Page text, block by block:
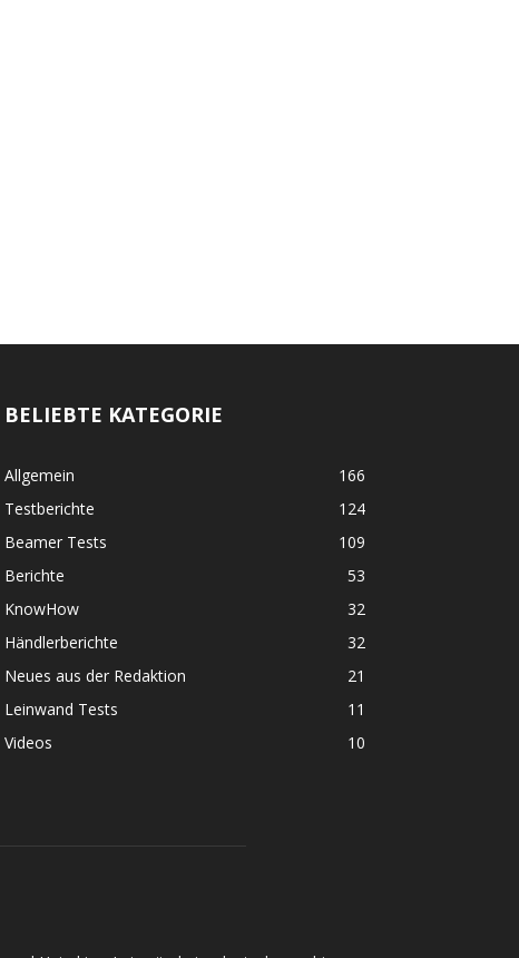
BELIEBTE KATEGORIE
Allgemein
166
Testberichte
124
Beamer Tests
109
Berichte
53
KnowHow
32
Händlerberichte
32
Neues aus der Redaktion
21
Leinwand Tests
11
Videos
10